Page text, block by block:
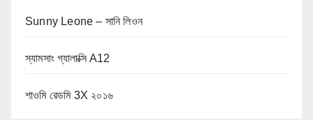
Sunny Leone – সানি লিওন
স্যামসাং গ্যালাক্সি A12
শাওমি রেডমি 3X ২০১৬